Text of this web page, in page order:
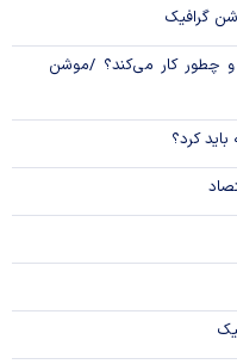
گرافیک
چطور کار می‌کند؟ /موشن
کرد؟